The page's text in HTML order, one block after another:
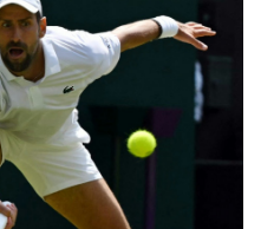
auf Verdi-
US-Produzenten müssen 53
sich "uneingeschränkt" hinter
sich für eine Frau aus